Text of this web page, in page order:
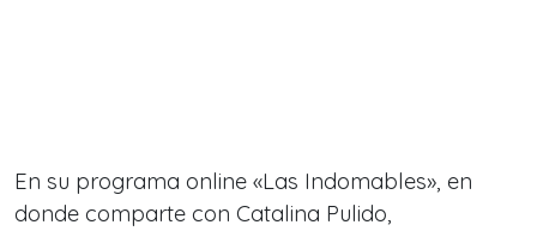
En su programa online «Las Indomables», en
donde comparte con Catalina Pulido,